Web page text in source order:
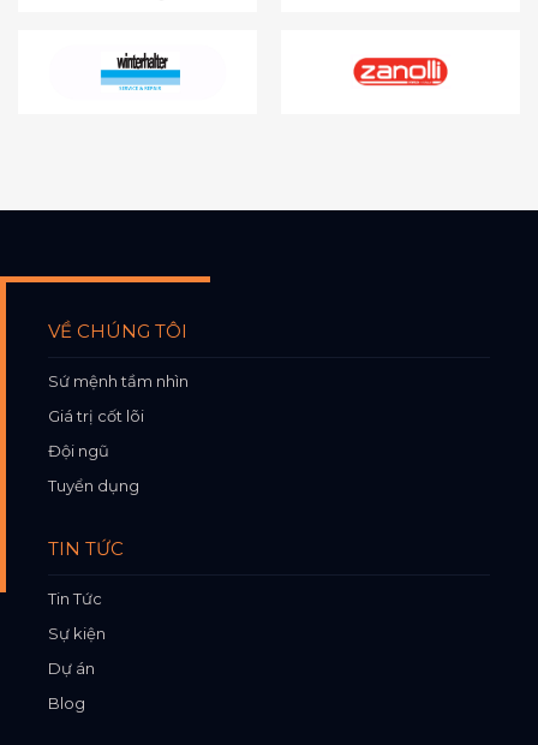
VỀ CHÚNG TÔI
Sứ mệnh tầm nhìn
Giá trị cốt lõi
Đội ngũ
Tuyển dụng
TIN TỨC
Tin Tức
Sự kiện
Dự án
Blog